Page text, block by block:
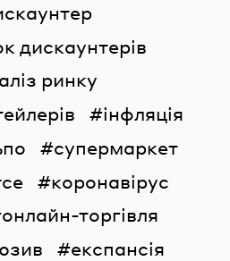
дискаунтерів
ринку
інфляція
супермаркет
коронавірус
онлайн-торгівля
експансія